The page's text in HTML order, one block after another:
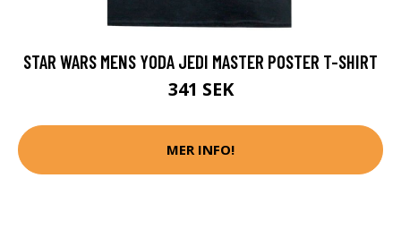
STAR WARS MENS YODA JEDI MASTER POSTER T-SHIRT
341 SEK
MER INFO!